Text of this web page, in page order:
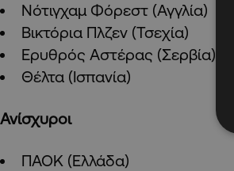
Νότιγχαμ Φόρεστ (Αγγλία)
Βικτόρια Πλζεν (Τσεχία)
Ερυθρός Αστέρας (Σερβία)
Θέλτα (Ισπανία)
Ανίσχυροι
ΠΑΟΚ (Ελλάδα)